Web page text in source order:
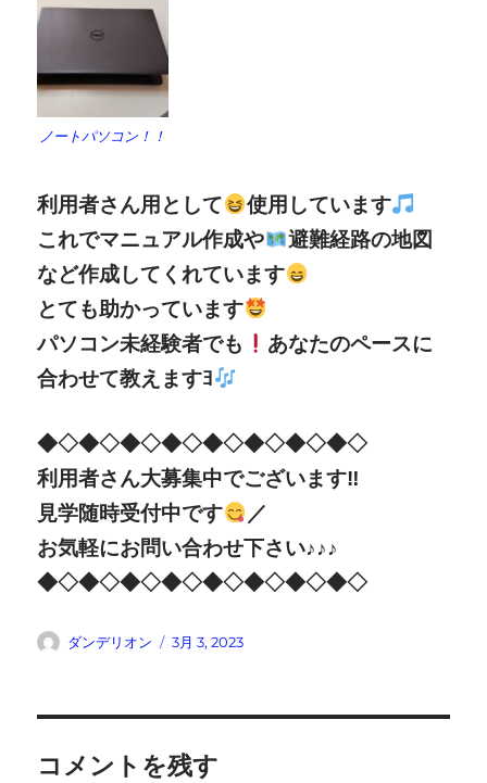
ノートパソコン！！
利用者さん用として
使用しています
これでマニュアル作成や
避難経路の地図
など作成してくれています
とても助かっています
パソコン未経験者でも
あなたのペースに
合わせて教えますﾖ
◆◇◆◇◆◇◆◇◆◇◆◇◆◇◆◇
利用者さん大募集中でございます‼︎
見学随時受付中です
／
お気軽にお問い合わせ下さい♪♪♪
◆◇◆◇◆◇◆◇◆◇◆◇◆◇◆◇
投
ダンデリオン
投
3月 3, 2023
コメントを残す